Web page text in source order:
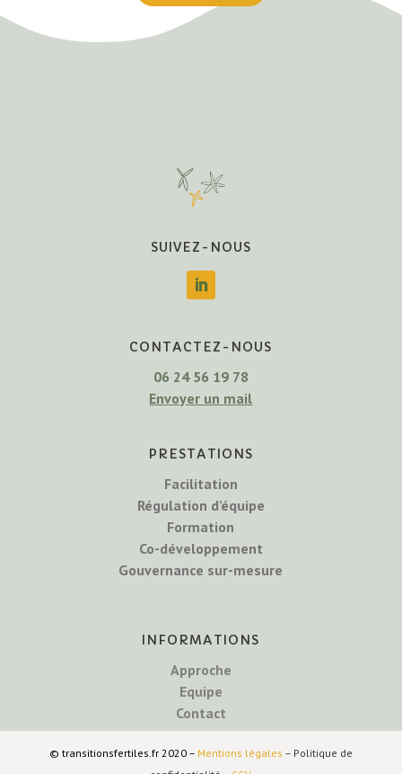
SUIVEZ-NOUS
CONTACTEZ-NOUS
06 24 56 19 78
Envoyer un mail
PRESTATIONS
Facilitation
Régulation d’équipe
Formation
Co-développement
Gouvernance sur-mesure
INFORMATIONS
Approche
Equipe
Contact
© transitionsfertiles.fr 2020 – Mentions légales – Politique de